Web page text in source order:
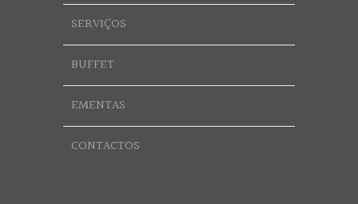
SERVIÇOS
BUFFET
EMENTAS
CONTACTOS